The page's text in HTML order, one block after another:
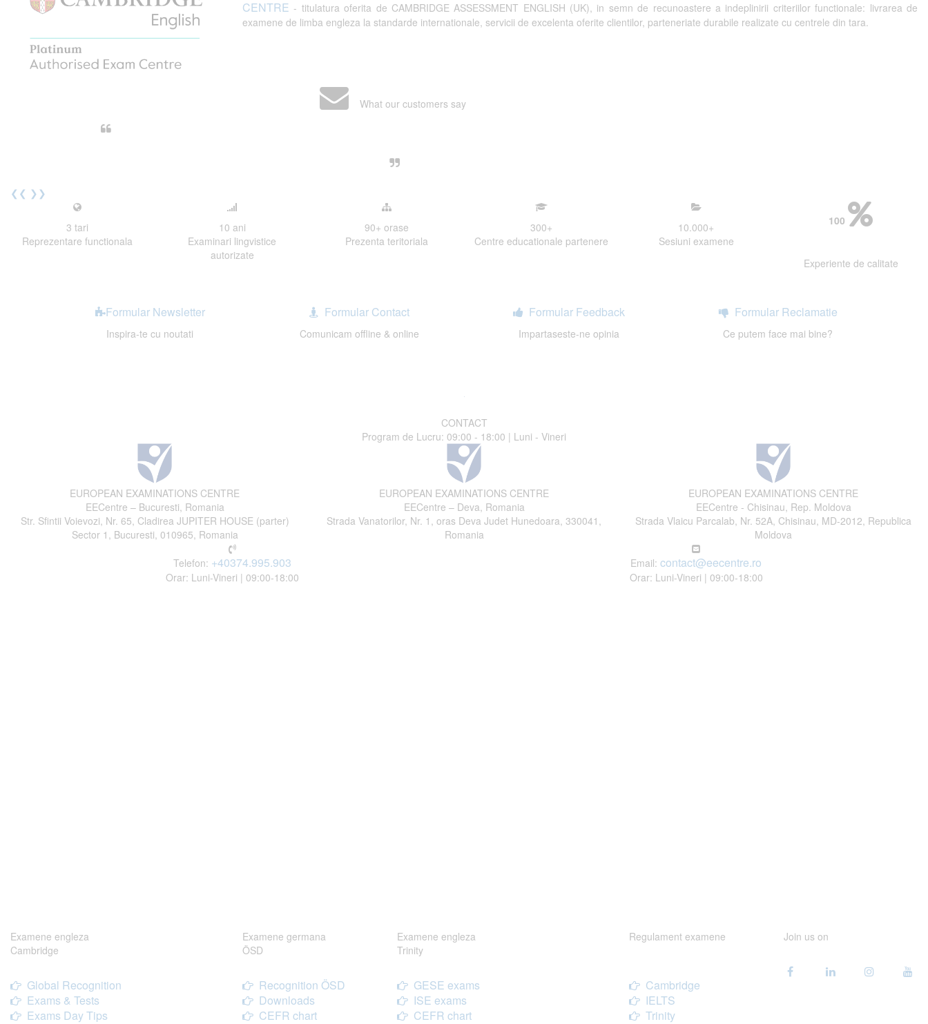
CENTRE - titulatura oferita de CAMBRIDGE ASSESSMENT ENGLISH (UK), in semn de recunoastere a indeplinirii criteriilor functionale: livrarea de
examene de limba engleza la standarde internationale, servicii de excelenta oferite clientilor, parteneriate durabile realizate cu centrele din tara.
What our customers say
cu nerabdare urmatoarea sesiune de examinare.
❮❮ ❯❯
3 tari
Reprezentare functionala
10 ani
Examinari lingvistice
autorizate
90+ orase
Prezenta teritoriala
300+
Centre educationale partenere
10.000+
Sesiuni examene
100
Experiente de calitate
Formular Newsletter
Inspira-te cu noutati
Formular Contact
Comunicam offline & online
Formular Feedback
Impartaseste-ne opinia
Formular Reclamatie
Ce putem face mai bine?
CONTACT
Program de Lucru: 09:00 - 18:00 | Luni - Vineri
EUROPEAN EXAMINATIONS CENTRE
EECentre – Bucuresti, Romania
Str. Sfintii Voievozi, Nr. 65, Cladirea JUPITER HOUSE (parter)
Sector 1, Bucuresti, 010965, Romania
EUROPEAN EXAMINATIONS CENTRE
EECentre – Deva, Romania
Strada Vanatorilor, Nr. 1, oras Deva Judet Hunedoara, 330041,
Romania
EUROPEAN EXAMINATIONS CENTRE
EECentre - Chisinau, Rep. Moldova
Strada Vlaicu Parcalab, Nr. 52A, Chisinau, MD-2012, Republica
Moldova
Telefon: +40374.995.903
Orar: Luni-Vineri | 09:00-18:00
Email: contact@eecentre.ro
Orar: Luni-Vineri | 09:00-18:00
Examene engleza
Cambridge
Global Recognition
Exams & Tests
Exams Day Tips
Examene germana
ÖSD
Recognition ÖSD
Downloads
CEFR chart
Examene engleza
Trinity
GESE exams
ISE exams
CEFR chart
Regulament examene
Cambridge
IELTS
Trinity
Join us on